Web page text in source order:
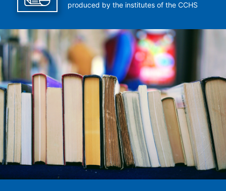
produced by the institutes of the CCHS